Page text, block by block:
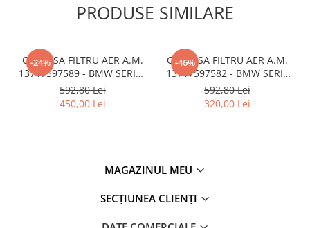
Filtru combustibil
PRODUSE SIMILARE
-24%
CARCASA FILTRU AER A.M.
13717597589 - BMW SERIES
3 (F30/F31)
592,80 Lei
450,00 Lei
-46%
CARCASA FILTRU AER A.M.
13717597582 - BMW SERIA
1 F20 F21
592,80 Lei
320,00 Lei
MAGAZINUL MEU
SECȚIUNEA CLIENȚI